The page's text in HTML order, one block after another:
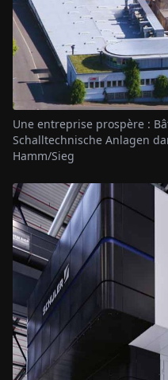
Une entreprise prospère :
Schalltechnische Anlagen
Hamm/Sieg